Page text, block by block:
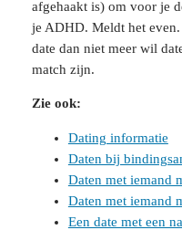
afgehaakt is) om voor je
je ADHD. Meldt het
date dan niet meer wil
match zijn.
Zie ook:
Dating informatie
Daten bij
Daten met iemand
Daten met iemand
Een date met een